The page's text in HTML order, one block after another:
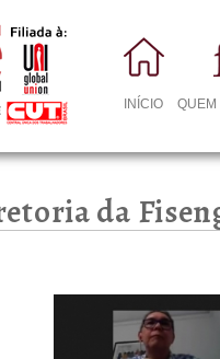
INÍCIO QUEM
da